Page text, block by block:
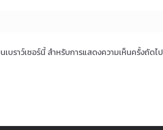
บราว์เซอร์นี้ สำหรับการแสดงความเห็นครั้งถัดไป